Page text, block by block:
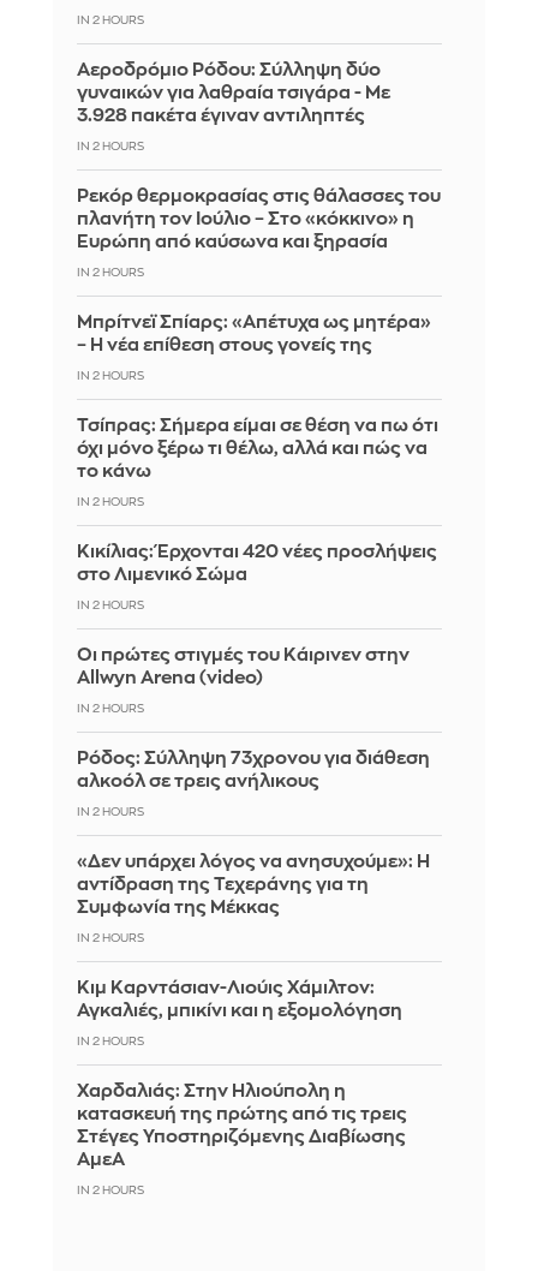
IN 2 HOURS
Αεροδρόμιο Ρόδου: Σύλληψη δύο
γυναικών για λαθραία τσιγάρα - Με
3.928 πακέτα έγιναν αντιληπτές
IN 2 HOURS
Ρεκόρ θερμοκρασίας στις θάλασσες του
πλανήτη τον Ιούλιο – Στο «κόκκινο» η
Ευρώπη από καύσωνα και ξηρασία
IN 2 HOURS
Μπρίτνεϊ Σπίαρς: «Απέτυχα ως μητέρα»
– Η νέα επίθεση στους γονείς της
IN 2 HOURS
Τσίπρας: Σήμερα είμαι σε θέση να πω ότι
όχι μόνο ξέρω τι θέλω, αλλά και πώς να
το κάνω
IN 2 HOURS
Κικίλιας: Έρχονται 420 νέες προσλήψεις
στο Λιμενικό Σώμα
IN 2 HOURS
Οι πρώτες στιγμές του Κάιρινεν στην
Allwyn Arena (video)
IN 2 HOURS
Ρόδος: Σύλληψη 73χρονου για διάθεση
αλκοόλ σε τρεις ανήλικους
IN 2 HOURS
«Δεν υπάρχει λόγος να ανησυχούμε»: Η
αντίδραση της Τεχεράνης για τη
Συμφωνία της Μέκκας
IN 2 HOURS
Κιμ Καρντάσιαν-Λιούις Χάμιλτον:
Αγκαλιές, μπικίνι και η εξομολόγηση
IN 2 HOURS
Χαρδαλιάς: Στην Ηλιούπολη η
κατασκευή της πρώτης από τις τρεις
Στέγες Υποστηριζόμενης Διαβίωσης
ΑμεΑ
IN 2 HOURS